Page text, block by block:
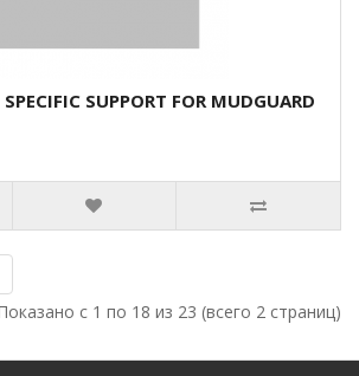
SUPPORT FOR MUDGUARD
с 1 по 18 из 23 (всего 2 страниц)